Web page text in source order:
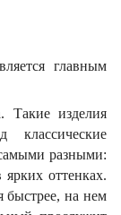
главным
Такие изделия
разными:
оттенках.
быстрее, на нем